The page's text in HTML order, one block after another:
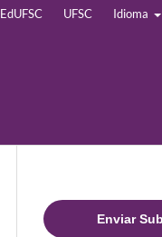
EdUFSC UFSC Idioma
Enviar